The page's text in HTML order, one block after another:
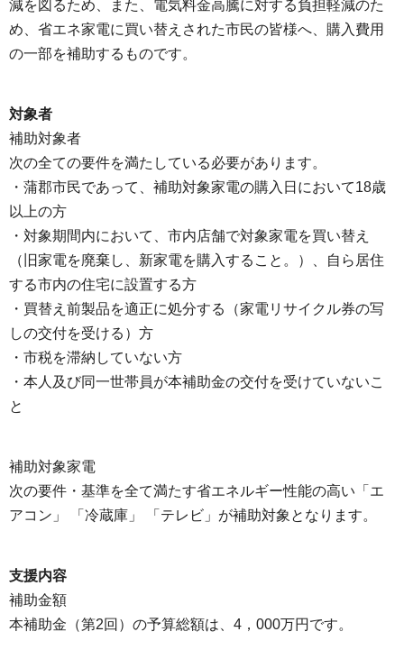
減を図るため、また、電気料金高騰に対する負担軽減のた
め、省エネ家電に買い替えされた市民の皆様へ、購入費用
の一部を補助するものです。
対象者
補助対象者
次の全ての要件を満たしている必要があります。
・蒲郡市民であって、補助対象家電の購入日において18歳
以上の方
・対象期間内において、市内店舗で対象家電を買い替え
（旧家電を廃棄し、新家電を購入すること。）、自ら居住
する市内の住宅に設置する方
・買替え前製品を適正に処分する（家電リサイクル券の写
しの交付を受ける）方
・市税を滞納していない方
・本人及び同一世帯員が本補助金の交付を受けていないこ
と
補助対象家電
次の要件・基準を全て満たす省エネルギー性能の高い「エ
アコン」 「冷蔵庫」 「テレビ」が補助対象となります。
支援内容
補助金額
本補助金（第2回）の予算総額は、4，000万円です。